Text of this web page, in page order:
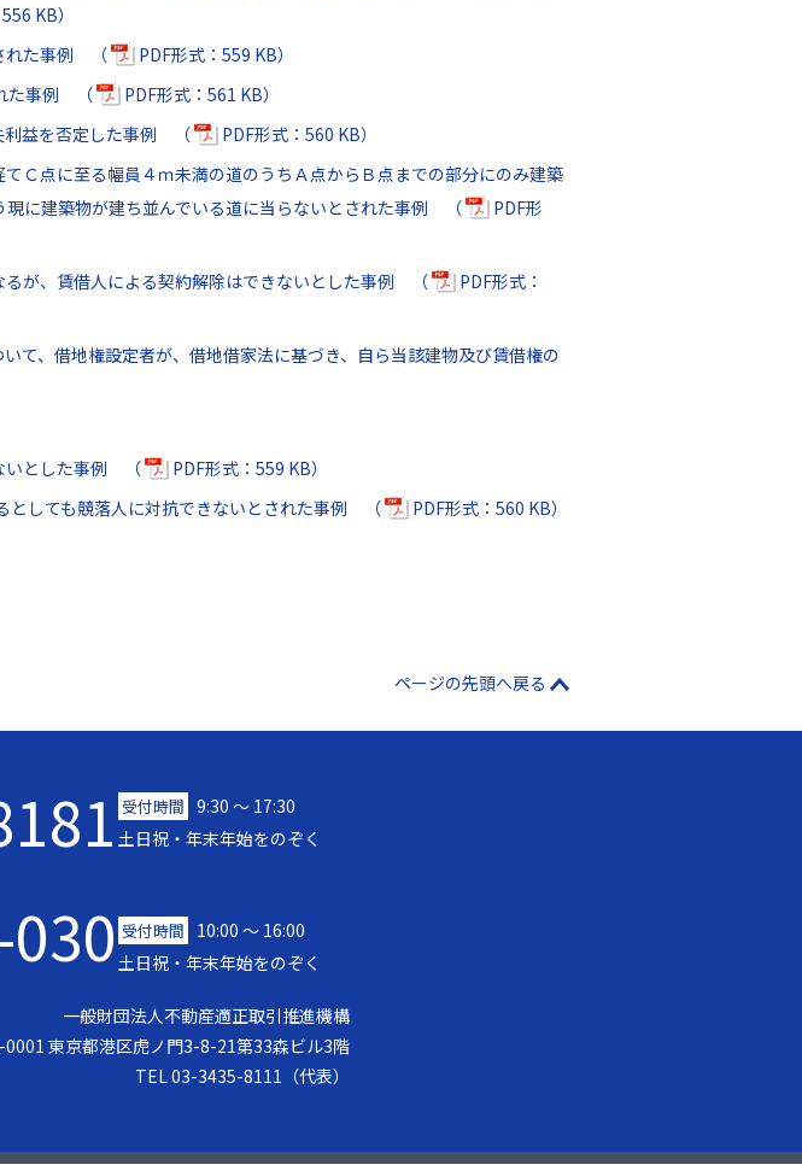
KB）
れた事例 （
PDF形式：559 KB）
た事例 （
PDF形式：561 KB）
利益を否定した事例 （
PDF形式：560 KB）
Ｃ点に至る幅員４ｍ未満の道のうちＡ点からＢ点までの部分にのみ建築
に建築物が建ち並んでいる道に当らないとされた事例 （
PDF形
が、賃借人による契約解除はできないとした事例 （
PDF形式：
、借地権設定者が、借地借家法に基づき、自ら当該建物及び賃借権の
いとした事例 （
PDF形式：559 KB）
としても競落人に対抗できないとされた事例 （
PDF形式：560 KB）
ページの先頭へ戻る
受付時間 9:30 〜 17:30
土日祝・年末年始をのぞく
受付時間
10:00 ～ 16:00
土日祝・年末年始をのぞく
一般財団法人不動産適正取引推進機構
0001 東京都港区虎ノ門3-8-21第33森ビル3階
TEL 03-3435-8111（代表）